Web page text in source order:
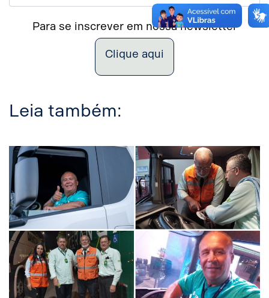
Para se inscrever em nossa newsletter
Clique aqui
Leia também: